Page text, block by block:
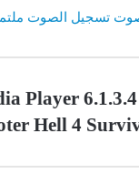
صوت تسجيل الصوت